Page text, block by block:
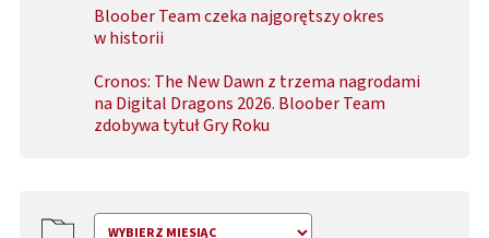
Bloober Team czeka najgorętszy okres
w historii
Cronos: The New Dawn z trzema nagrodami
na Digital Dragons 2026. Bloober Team
zdobywa tytuł Gry Roku